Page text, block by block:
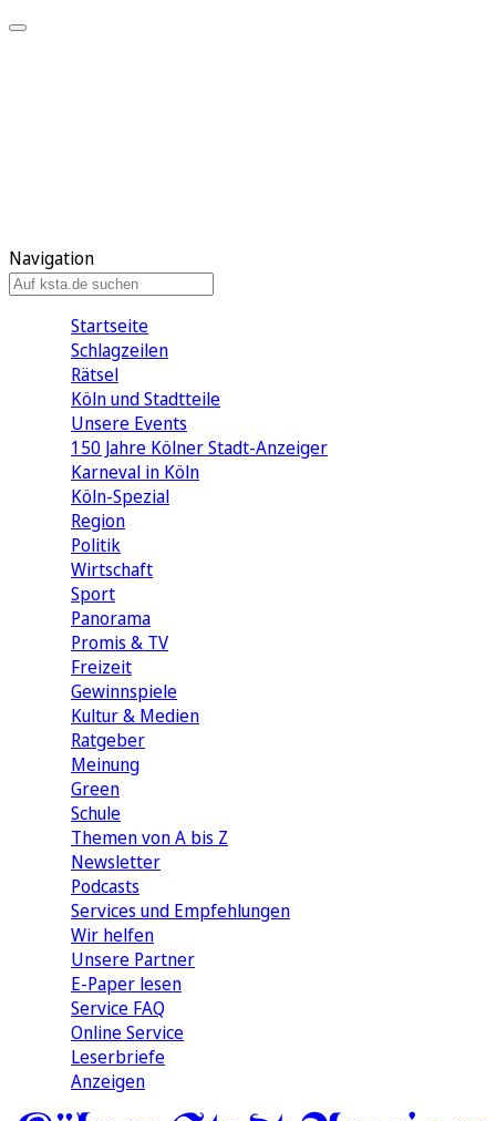
Navigation
Startseite
Schlagzeilen
Rätsel
Köln und Stadtteile
Unsere Events
150 Jahre Kölner Stadt-Anzeiger
Karneval in Köln
Köln-Spezial
Region
Politik
Wirtschaft
Sport
Panorama
Promis & TV
Freizeit
Gewinnspiele
Kultur & Medien
Ratgeber
Meinung
Green
Schule
Themen von A bis Z
Newsletter
Podcasts
Services und Empfehlungen
Wir helfen
Unsere Partner
E-Paper lesen
Service FAQ
Online Service
Leserbriefe
Anzeigen